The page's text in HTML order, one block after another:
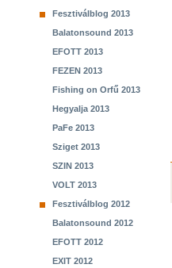
Fesztiválblog 2013
Balatonsound 2013
EFOTT 2013
FEZEN 2013
Fishing on Orfű 2013
Hegyalja 2013
PaFe 2013
Sziget 2013
SZIN 2013
VOLT 2013
Fesztiválblog 2012
Balatonsound 2012
EFOTT 2012
EXIT 2012